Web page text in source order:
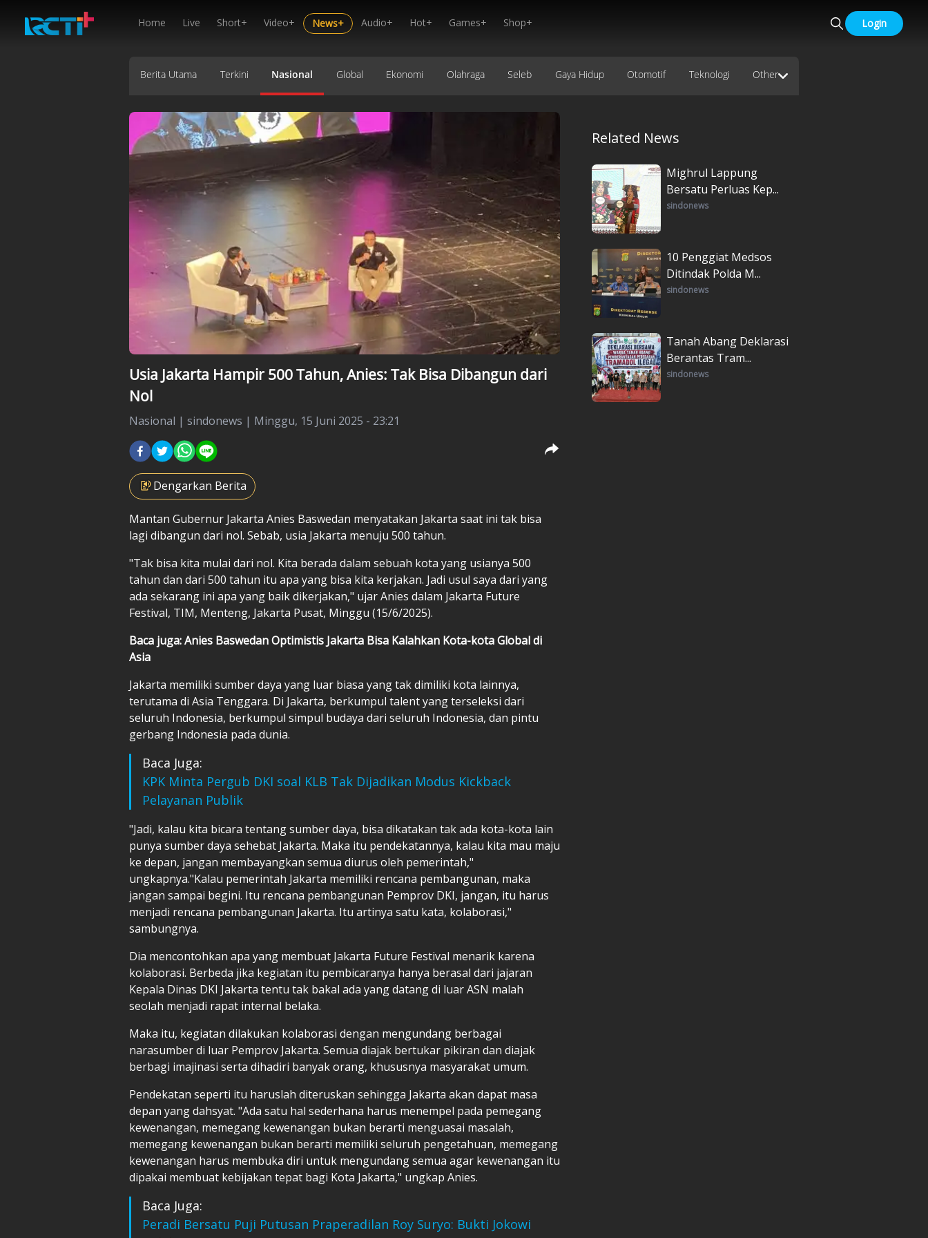
Home Live Short+ Video+ News+ Audio+ Hot+ Games+ Shop+ Login
Berita Utama Terkini Nasional Global Ekonomi Olahraga Seleb Gaya Hidup Otomotif Teknologi Other
Usia Jakarta Hampir 500 Tahun, Anies: Tak Bisa Dibangun dari
Nol
Nasional | sindonews | Minggu, 15 Juni 2025 - 23:21
Dengarkan Berita
Mantan Gubernur Jakarta Anies Baswedan menyatakan Jakarta saat ini tak bisa
lagi dibangun dari nol. Sebab, usia Jakarta menuju 500 tahun.
"Tak bisa kita mulai dari nol. Kita berada dalam sebuah kota yang usianya 500
tahun dan dari 500 tahun itu apa yang bisa kita kerjakan. Jadi usul saya dari yang
ada sekarang ini apa yang baik dikerjakan," ujar Anies dalam Jakarta Future
Festival, TIM, Menteng, Jakarta Pusat, Minggu (15/6/2025).
Baca juga: Anies Baswedan Optimistis Jakarta Bisa Kalahkan Kota-kota Global di
Asia
Jakarta memiliki sumber daya yang luar biasa yang tak dimiliki kota lainnya,
terutama di Asia Tenggara. Di Jakarta, berkumpul talent yang terseleksi dari
seluruh Indonesia, berkumpul simpul budaya dari seluruh Indonesia, dan pintu
gerbang Indonesia pada dunia.
Baca Juga:
KPK Minta Pergub DKI soal KLB Tak Dijadikan Modus Kickback
Pelayanan Publik
"Jadi, kalau kita bicara tentang sumber daya, bisa dikatakan tak ada kota-kota lain
punya sumber daya sehebat Jakarta. Maka itu pendekatannya, kalau kita mau maju
ke depan, jangan membayangkan semua diurus oleh pemerintah,"
ungkapnya."Kalau pemerintah Jakarta memiliki rencana pembangunan, maka
jangan sampai begini. Itu rencana pembangunan Pemprov DKI, jangan, itu harus
menjadi rencana pembangunan Jakarta. Itu artinya satu kata, kolaborasi,"
sambungnya.
Dia mencontohkan apa yang membuat Jakarta Future Festival menarik karena
kolaborasi. Berbeda jika kegiatan itu pembicaranya hanya berasal dari jajaran
Kepala Dinas DKI Jakarta tentu tak bakal ada yang datang di luar ASN malah
seolah menjadi rapat internal belaka.
Maka itu, kegiatan dilakukan kolaborasi dengan mengundang berbagai
narasumber di luar Pemprov Jakarta. Semua diajak bertukar pikiran dan diajak
berbagi imajinasi serta dihadiri banyak orang, khususnya masyarakat umum.
Pendekatan seperti itu haruslah diteruskan sehingga Jakarta akan dapat masa
depan yang dahsyat. "Ada satu hal sederhana harus menempel pada pemegang
kewenangan, memegang kewenangan bukan berarti menguasai masalah,
memegang kewenangan bukan berarti memiliki seluruh pengetahuan, memegang
kewenangan harus membuka diri untuk mengundang semua agar kewenangan itu
dipakai membuat kebijakan tepat bagi Kota Jakarta," ungkap Anies.
Baca Juga:
Peradi Bersatu Puji Putusan Praperadilan Roy Suryo: Bukti Jokowi
Related News
Mighrul Lappung
Bersatu Perluas Kep...
sindonews
10 Penggiat Medsos
Ditindak Polda M...
sindonews
Tanah Abang Deklarasi
Berantas Tram...
sindonews